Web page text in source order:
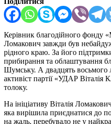
Керівник благодійного фонду
Ломакович завжди був
рідного краю. За його
прибирання та облаштування
Шумську. А двадцять восьмого
активіст партії «УДАР Віталія
толоку.
На ініціативу Віталія
яка вирішила приєднатися до
на жаль, перебувало не у